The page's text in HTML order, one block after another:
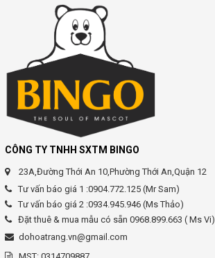
CÔNG TY TNHH SXTM BINGO
23A,Đường Thới An 10,Phường Thới An,Quận 12
Tư vấn báo giá 1 :0904.772.125 (Mr Sam)
Tư vấn báo giá 2 :0934.945.946 (Ms Thảo)
Đặt thuê & mua mẫu có sẵn 0968.899.663 ( Ms Vi)
dohoatrang.vn@gmail.com